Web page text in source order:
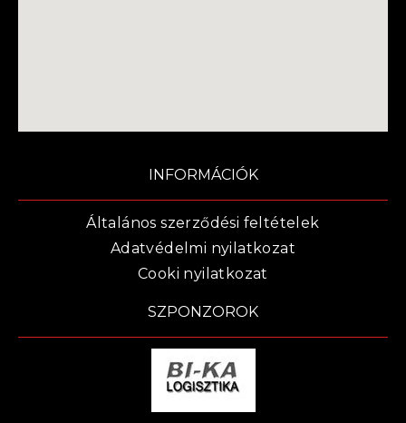
INFORMÁCIÓK
Általános szerződési feltételek
Adatvédelmi nyilatkozat
Cooki nyilatkozat
SZPONZOROK